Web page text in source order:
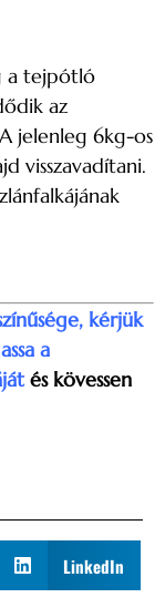
a tejpótló
az
jelenleg 6kg-os
visszavadítani.
kérjük
a
és kövessen
LinkedIn